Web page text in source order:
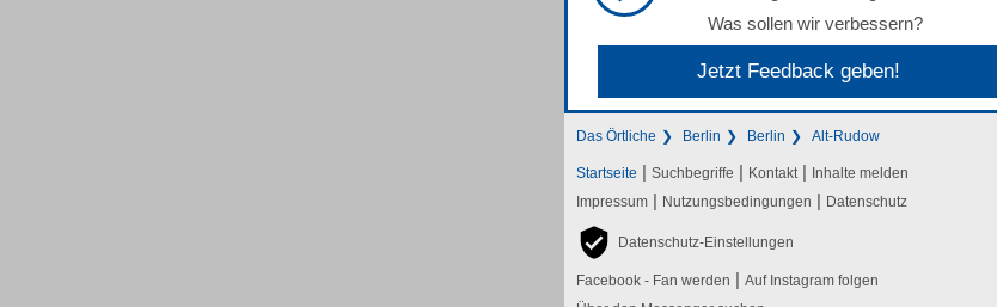
Was sollen wir verbessern?
Jetzt Feedback geben!
Das Örtliche Berlin Berlin Alt-Rudow
Startseite | Suchbegriffe | Kontakt | Inhalte melden
Impressum | Nutzungsbedingungen | Datenschutz
Datenschutz-Einstellungen
Facebook - Fan werden | Auf Instagram folgen